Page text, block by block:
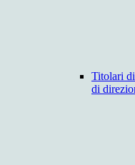
Titolari
di